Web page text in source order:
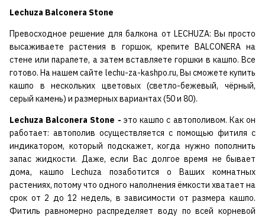
Lechuza Balconera Stone
Превосходное решение для балкона от LECHUZA: Вы просто
высаживаете растения в горшок, крепите BALCONERA на
стене или парапете, а затем вставляете горшки в кашпо. Все
готово. На нашем сайте lechu-za-kashpo.ru, Вы сможете купить
кашпо в нескольких цветовых (светло-бежевый, чёрный,
серый камень) и размерных вариантах (50 и 80).
Lechuza Balconera Stone - это кашпо с автополивом. Как он
работает: автополив осуществляется с помощью фитиля с
индикатором, который подскажет, когда нужно пополнить
запас жидкости. Даже, если Вас долгое время не бывает
дома, кашпо Lechuza позаботится о Ваших комнатных
растениях, потому что одного наполнения ёмкости хватает на
срок от 2 до 12 недель, в зависимости от размера кашпо.
Фитиль равномерно распределяет воду по всей корневой